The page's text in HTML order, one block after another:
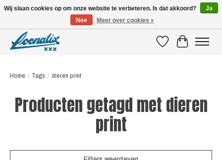
VerlanglijstWinkelwagen
Home / Tags / dieren print
Producten getagd met dieren
print
Wij slaan cookies op om onze website te verbeteren. Is dat akkoord?
Ja
Nee
Meer over cookies »